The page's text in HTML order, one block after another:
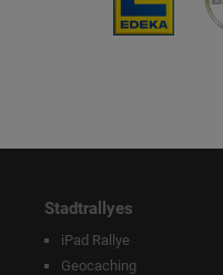
Stadtrallyes
iPad Rallye
Geocaching